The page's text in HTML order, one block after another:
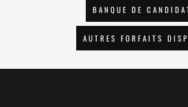
BANQUE DE
AUTRES FORFAITS